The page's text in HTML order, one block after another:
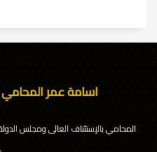
اسامة عمر المحامي
المحامي بالإستئناف العالى ومجلس